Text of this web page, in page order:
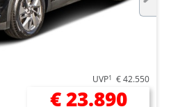
UVP1 € 42.550
€ 23.890